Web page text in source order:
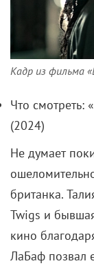
Кадр из фильма
Что смотреть:
(2024)
Не думает
британка.
Twigs и
кино
ЛаБаф позвал